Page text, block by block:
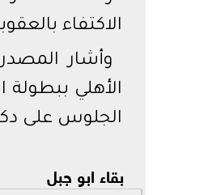
الاكتفاء
وأشار
الأهلي ببطولة
الجلوس على
بقاء ابو جبل